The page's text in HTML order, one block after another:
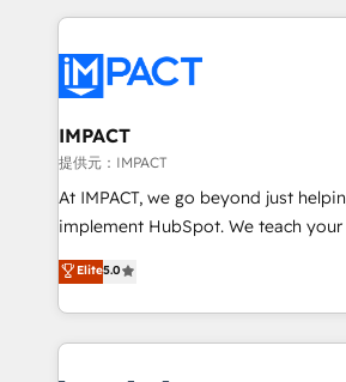
Execution... Global 24/7 ... All Experts 3️⃣
Slash months from your API
Click "Contact Business" ⬅️ to
Integration templates that put
of your tech stack, syncing... 🛍️ Shopify or
WooCommerce 💲 Stripe or Paypal
Netsuite 🤖 Google or Microsoft ✍️
the rare Advanced "Custom
Accreditation, securely sync data across...
IMPACT
提供元：IMPACT
At IMPACT, we go beyond just
implement HubSpot. We teach your team how to
master it. As the creators of the Endless Customers
System™ (the next evolution of They
Answer), we’re the only HubSpot
entirely around coaching and
Elite5.0